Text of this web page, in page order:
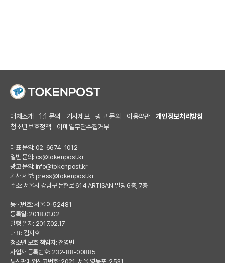
매체소개 1:1 문의 기사제보 광고 문의 이용약관
개인정보처리방침
청소년보호정책
이메일무단수집거부
대표 문의: 02-6674-1012
일반 문의: cs@tokenpost.kr
광고 문의: info@tokenpost.kr
기사 제보: press@tokenpost.kr
주소: 서울시 강남구 논현로 614 ARTISAN 빌딩 6층, 7층
등록번호: 서울 아 52481
등록일: 2018.01.02
발행 일자: 2017.02.17
대표: 김지호
청소년 보호 책임자: 전영빈
사업자 등록번호: 232-88-00885